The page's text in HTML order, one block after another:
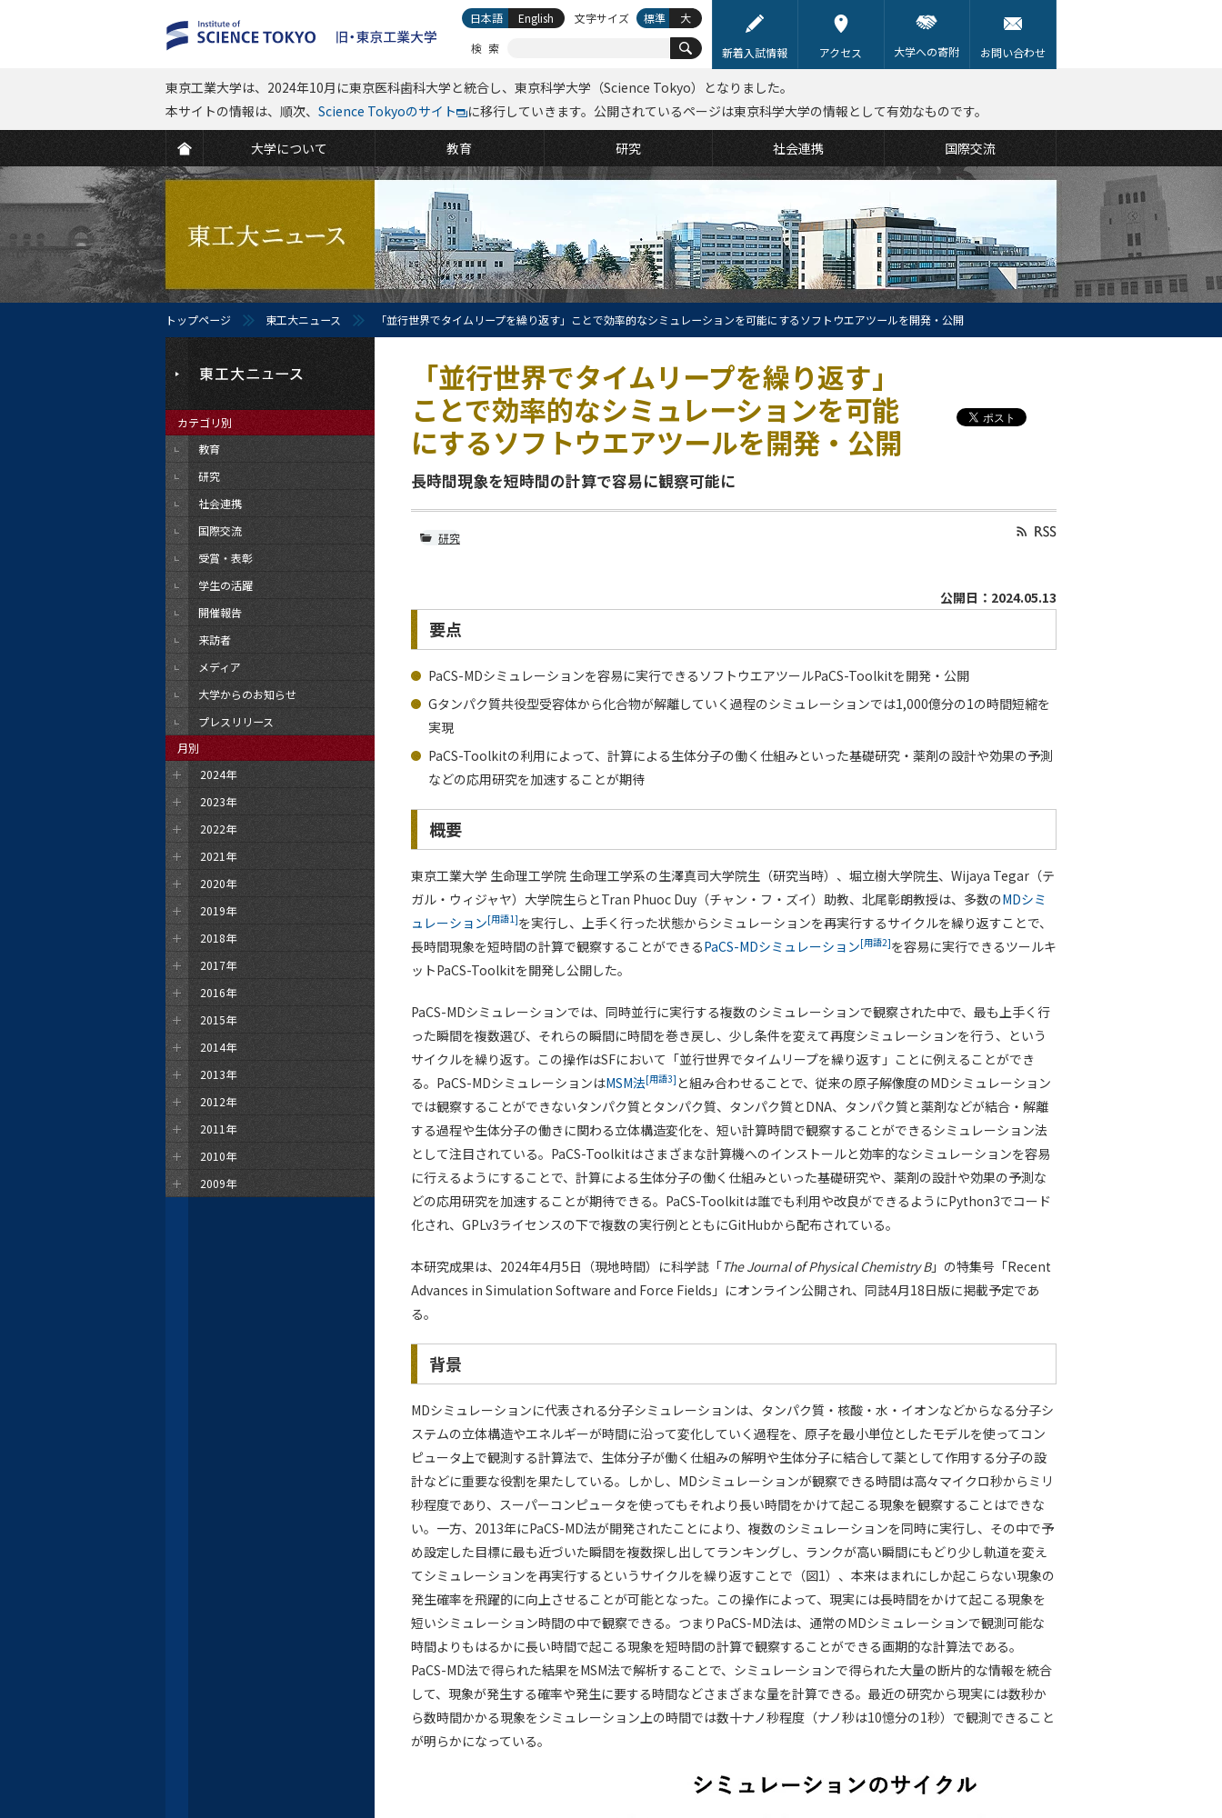
新着入試情報 アクセス 大学への寄附 お問い合わせ
大学について 教育 研究 社会連携 国際交流
東京工業大学は、2024年10月に東京医科歯科大学と統合し、東京科学大学（Science Tokyo）となりました。
本サイトの情報は、順次、 Science Tokyoのサイト に移行していきます。公開されているページは東京科学大学の情報として有効なものです。
検索
日本語 English 文字サイズ 標準 大
トップページ 東工大ニュース 「並行世界でタイムリープを繰り返す」ことで効率的なシミュレーションを可能にするソフトウエアツールを開発・公開
「並行世界でタイムリープを繰り返す」
ことで効率的なシミュレーションを可能
にするソフトウエアツールを開発・公開
長時間現象を短時間の計算で容易に観察可能に
研究
公開日：2024.05.13
要点
PaCS-MDシミュレーションを容易に実行できるソフトウエアツールPaCS-Toolkitを開発・公開
Gタンパク質共役型受容体から化合物が解離していく過程のシミュレーションでは1,000億分の1の時間短縮を
実現
PaCS-Toolkitの利用によって、計算による生体分子の働く仕組みといった基礎研究・薬剤の設計や効果の予測
などの応用研究を加速することが期待
概要
東京工業大学 生命理工学院 生命理工学系の生澤真司大学院生（研究当時）、堀立樹大学院生、Wijaya Tegar（テ
ガル・ウィジャヤ）大学院生らとTran Phuoc Duy（チャン・フ・ズイ）助教、北尾彰朗教授は、多数のMDシミ
ュレーション[用語1]を実行し、上手く行った状態からシミュレーションを再実行するサイクルを繰り返すことで、
長時間現象を短時間の計算で観察することができるPaCS-MDシミュレーション[用語2]を容易に実行できるツールキ
ットPaCS-Toolkitを開発し公開した。
PaCS-MDシミュレーションでは、同時並行に実行する複数のシミュレーションで観察された中で、最も上手く行
った瞬間を複数選び、それらの瞬間に時間を巻き戻し、少し条件を変えて再度シミュレーションを行う、という
サイクルを繰り返す。この操作はSFにおいて「並行世界でタイムリープを繰り返す」ことに例えることができ
る。PaCS-MDシミュレーションはMSM法[用語3] と組み合わせることで、従来の原子解像度のMDシミュレーション
では観察することができないタンパク質とタンパク質、タンパク質とDNA、タンパク質と薬剤などが結合・解離
する過程や生体分子の働きに関わる立体構造変化を、短い計算時間で観察することができるシミュレーション法
として注目されている。PaCS-Toolkitはさまざまな計算機へのインストールと効率的なシミュレーションを容易
に行えるようにすることで、計算による生体分子の働く仕組みといった基礎研究や、薬剤の設計や効果の予測な
どの応用研究を加速することが期待できる。PaCS-Toolkitは誰でも利用や改良ができるようにPython3でコード
化され、GPLv3ライセンスの下で複数の実行例とともにGitHubから配布されている。
本研究成果は、2024年4月5日（現地時間）に科学誌「The Journal of Physical Chemistry B」の特集号「Recent
Advances in Simulation Software and Force Fields」にオンライン公開され、同誌4月18日版に掲載予定であ
る。
背景
MDシミュレーションに代表される分子シミュレーションは、タンパク質・核酸・水・イオンなどからなる分子シ
ステムの立体構造やエネルギーが時間に沿って変化していく過程を、原子を最小単位としたモデルを使ってコン
ピュータ上で観測する計算法で、生体分子が働く仕組みの解明や生体分子に結合して薬として作用する分子の設
計などに重要な役割を果たしている。しかし、MDシミュレーションが観察できる時間は高々マイクロ秒からミリ
秒程度であり、スーパーコンピュータを使ってもそれより長い時間をかけて起こる現象を観察することはできな
い。一方、2013年にPaCS-MD法が開発されたことにより、複数のシミュレーションを同時に実行し、その中で予
め設定した目標に最も近づいた瞬間を複数探し出してランキングし、ランクが高い瞬間にもどり少し軌道を変え
てシミュレーションを再実行するというサイクルを繰り返すことで（図1）、本来はまれにしか起こらない現象の
発生確率を飛躍的に向上させることが可能となった。この操作によって、現実には長時間をかけて起こる現象を
短いシミュレーション時間の中で観察できる。つまりPaCS-MD法は、通常のMDシミュレーションで観測可能な
時間よりもはるかに長い時間で起こる現象を短時間の計算で観察することができる画期的な計算法である。
PaCS-MD法で得られた結果をMSM法で解析することで、シミュレーションで得られた大量の断片的な情報を統合
して、現象が発生する確率や発生に要する時間などさまざまな量を計算できる。最近の研究から現実には数秒か
ら数時間かかる現象をシミュレーション上の時間では数十ナノ秒程度（ナノ秒は10憶分の1秒）で観測できること
が明らかになっている。
カテゴリ別
教育
研究
社会連携
国際交流
受賞・表彰
学生の活躍
開催報告
来訪者
メディア
大学からのお知らせ
プレスリリース
月別
2024年
2023年
2022年
2021年
2020年
2019年
2018年
2017年
2016年
2015年
2014年
2013年
2012年
2011年
2010年
2009年